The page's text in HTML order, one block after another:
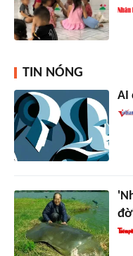
TIN NÓNG
AI